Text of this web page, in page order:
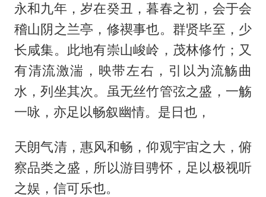
永和九年，岁在癸丑，暮春之初，会于会
稽山阴之兰亭，修禊事也。群贤毕至，少
长咸集。此地有崇山峻岭，茂林修竹；又
有清流激湍，映带左右，引以为流觞曲
水，列坐其次。虽无丝竹管弦之盛，一觞
一咏，亦足以畅叙幽情。是日也，
天朗气清，惠风和畅，仰观宇宙之大，俯
察品类之盛，所以游目骋怀，足以极视听
之娱，信可乐也。